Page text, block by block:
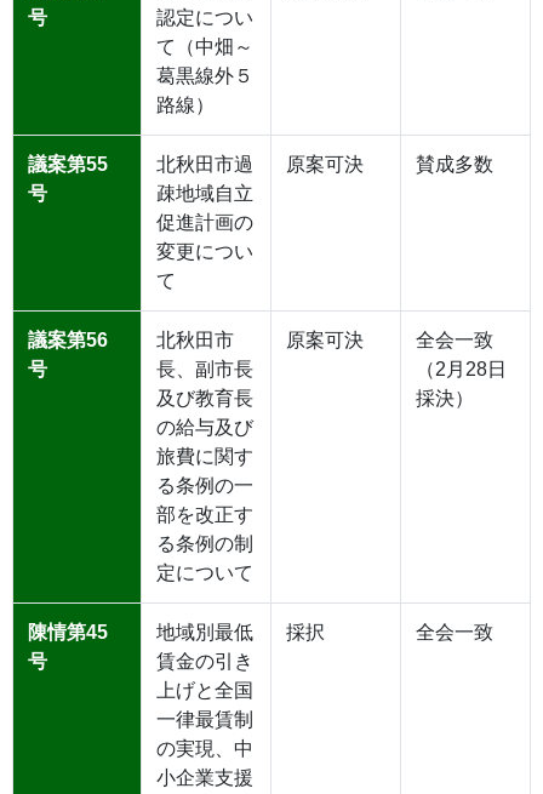
号
認定につい
て（中畑～
葛黒線外５
路線）
議案第55
号
北秋田市過
疎地域自立
促進計画の
変更につい
て
原案可決 賛成多数
議案第56
号
北秋田市
長、副市長
及び教育長
の給与及び
旅費に関す
る条例の一
部を改正す
る条例の制
定について
原案可決
全会一致
（2月28日
採決）
陳情第45
号
地域別最低
賃金の引き
上げと全国
一律最賃制
の実現、中
小企業支援
採択 全会一致